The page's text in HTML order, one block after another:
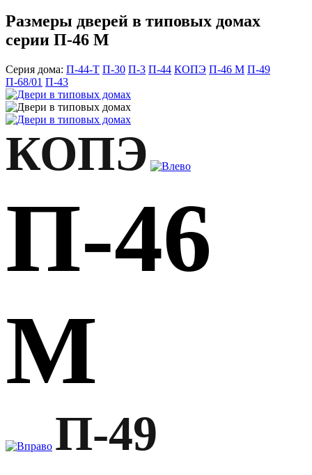
Размеры дверей в типовых домах
серии П-46 М
Серия дома: П-44-Т П-30 П-3 П-44 КОПЭ П-46 М П-49
П-68/01 П-43
КОПЭ
П-46
М
П-49